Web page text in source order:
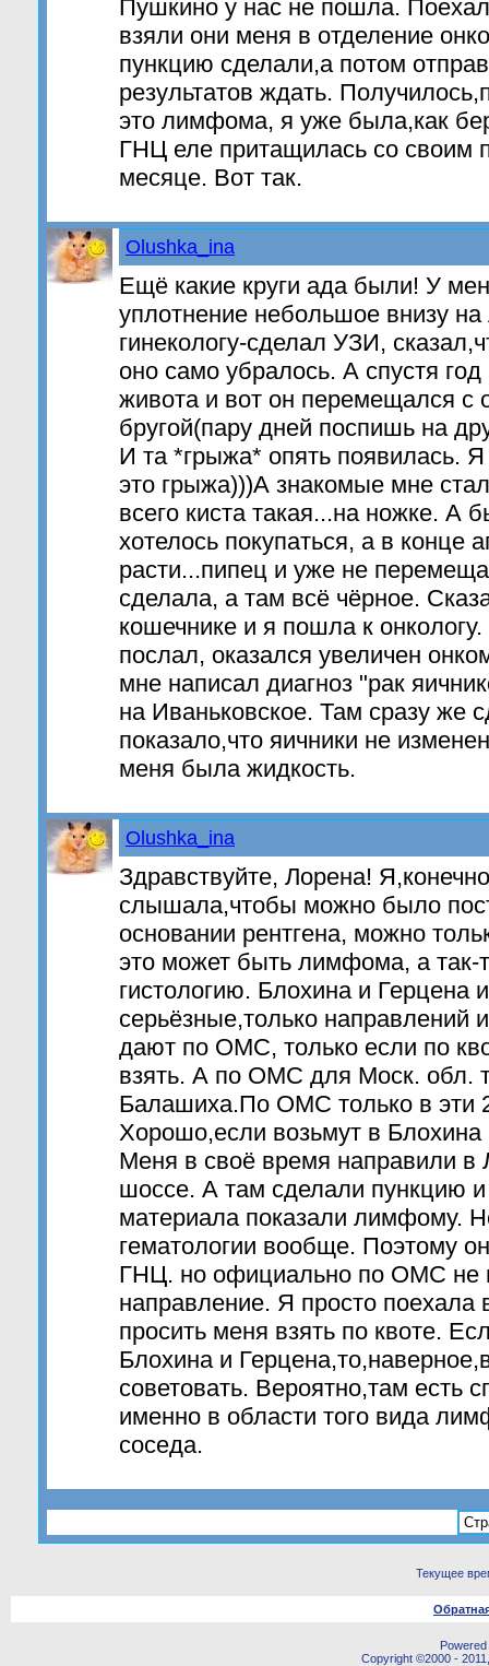
Пушкино у нас не пошла.
взяли они меня в отделение
пункцию сделали,а потом
результатов ждать.
это лимфома, я уже была,как
ГНЦ еле притащилась со своим
месяце. Вот так.
Olushka_ina
Ещё какие круги ада были! У
уплотнение небольшое внизу
гинекологу-сделал УЗИ,
оно само убралось. А спустя
живота и вот он перемещался с
бругой(пару дней поспишь на
И та *грыжа* опять появилась.
это грыжа)))А знакомые мне
всего киста такая...на ножке. А
хотелось покупаться, а в конце
расти...пипец и уже не
сделала, а там всё чёрное.
кошечнике и я пошла к
послал, оказался увеличен
мне написал диагноз "рак
на Иваньковское. Там сразу же
показало,что яичники не
меня была жидкость.
Olushka_ina
Здравствуйте, Лорена!
слышала,чтобы можно было
основании рентгена, можно
это может быть лимфома, а так-
гистологию. Блохина и Герцена
серьёзные,только направлений
дают по ОМС, только если по
взять. А по ОМС для Моск.
Балашиха.По ОМС только в эти
Хорошо,если возьмут в Блохина
Меня в своё время направили
шоссе. А там сделали пункцию
материала показали лимфому.
гематологии вообще. Поэтому
ГНЦ. но официально по ОМС не
направление. Я просто поехала
просить меня взять по квоте.
Блохина и
советовать. Вероятно,там есть
именно в области того вида
соседа.
Текущее
Copyright ©2000 -